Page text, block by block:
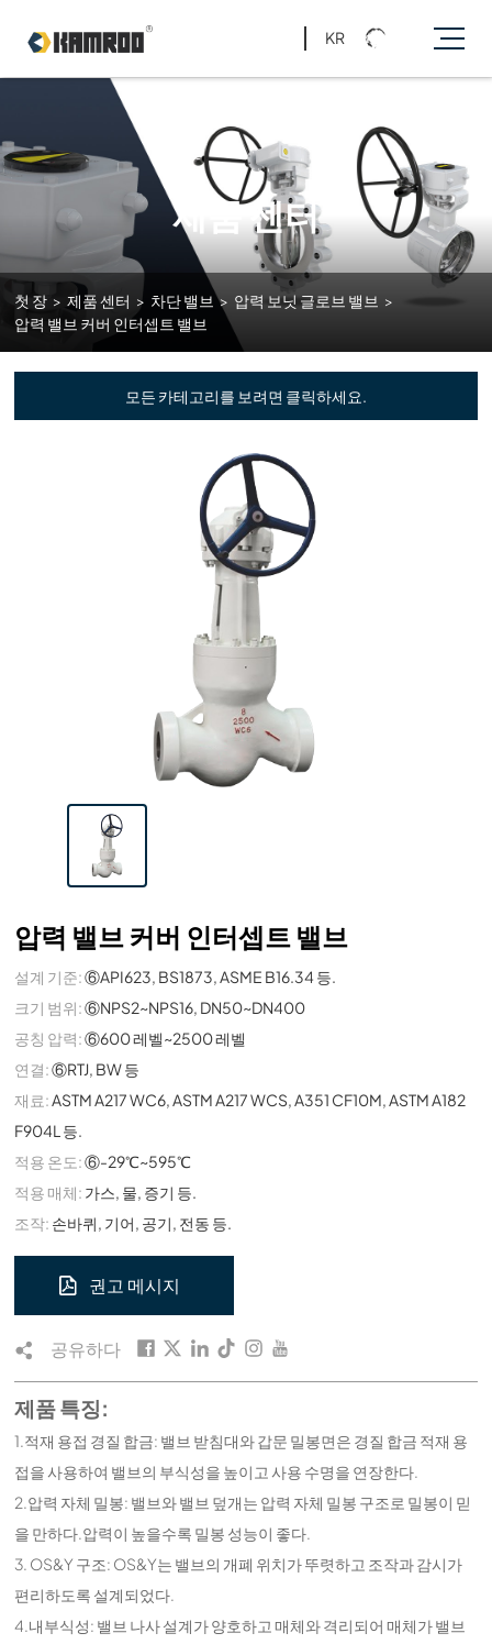
KR
제품 센터
첫 장 > 제품 센터 > 차단 밸브 > 압력 보닛 글로브 밸브 >
압력 밸브 커버 인터셉트 밸브
모든 카테고리를 보려면 클릭하세요.
압력 밸브 커버 인터셉트 밸브
설계 기준:⑥API623, BS1873, ASME B16.34 등.
크기 범위:⑥NPS2~NPS16, DN50~DN400
공칭 압력:⑥600 레벨~2500 레벨
연결:⑥RTJ, BW 등
재료: ASTM A217 WC6, ASTM A217 WCS, A351 CF10M, ASTM A182
F904L 등.
적용 온도:⑥-29℃~595℃
적용 매체: 가스, 물, 증기 등.
조작: 손바퀴, 기어, 공기, 전동 등.
권고 메시지
공유하다
제품 특징:
1.적재 용접 경질 합금: 밸브 받침대와 갑문 밀봉면은 경질 합금 적재 용
접을 사용하여 밸브의 부식성을 높이고 사용 수명을 연장한다.
2.압력 자체 밀봉: 밸브와 밸브 덮개는 압력 자체 밀봉 구조로 밀봉이 믿
을 만하다.압력이 높을수록 밀봉 성능이 좋다.
3. OS&Y 구조: OS&Y는 밸브의 개폐 위치가 뚜렷하고 조작과 감시가
편리하도록 설계되었다.
4.내부식성: 밸브 나사 설계가 양호하고 매체와 격리되어 매체가 밸브